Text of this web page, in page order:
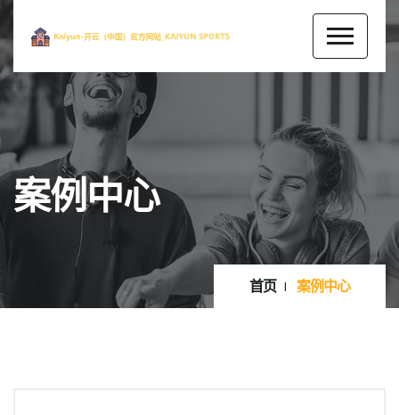
案例中心
首页 案例中心